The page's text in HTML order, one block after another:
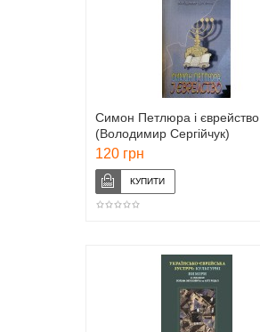
Симон Петлюра і єврейство
(Володимир Сергійчук)
120 грн